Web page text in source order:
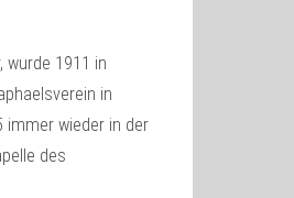
wurde 1911 in
in
immer wieder in der
des